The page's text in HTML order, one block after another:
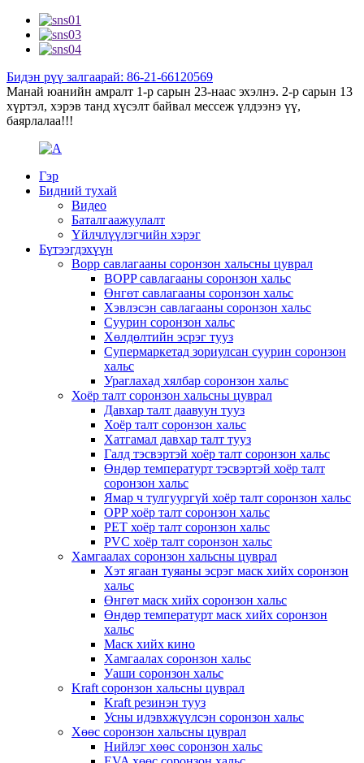
Бидэн рүү залгаарай: 86-21-66120569
Манай юанийн амралт 1-р сарын 23-наас эхэлнэ. 2-р сарын 13
хүртэл, хэрэв танд хүсэлт байвал мессеж үлдээнэ үү,
баярлалаа!!!
Гэр
Бидний тухай
Видео
Баталгаажуулалт
Үйлчлүүлэгчийн хэрэг
Бүтээгдэхүүн
Bopp савлагааны соронзон хальсны цуврал
BOPP савлагааны соронзон хальс
Өнгөт савлагааны соронзон хальс
Хэвлэсэн савлагааны соронзон хальс
Суурин соронзон хальс
Хөлдөлтийн эсрэг тууз
Супермаркетад зориулсан суурин соронзон
хальс
Ураглахад хялбар соронзон хальс
Хоёр талт соронзон хальсны цуврал
Давхар талт даавуун тууз
Хоёр талт соронзон хальс
Хатгамал давхар талт тууз
Галд тэсвэртэй хоёр талт соронзон хальс
Өндөр температурт тэсвэртэй хоёр талт
соронзон хальс
Ямар ч тулгуургүй хоёр талт соронзон хальс
OPP хоёр талт соронзон хальс
PET хоёр талт соронзон хальс
PVC хоёр талт соронзон хальс
Хамгаалах соронзон хальсны цуврал
Хэт ягаан туяаны эсрэг маск хийх соронзон
хальс
Өнгөт маск хийх соронзон хальс
Өндөр температурт маск хийх соронзон
хальс
Маск хийх кино
Хамгаалах соронзон хальс
Уаши соронзон хальс
Kraft соронзон хальсны цуврал
Kraft резинэн тууз
Усны идэвхжүүлсэн соронзон хальс
Хөөс соронзон хальсны цуврал
Нийлэг хөөс соронзон хальс